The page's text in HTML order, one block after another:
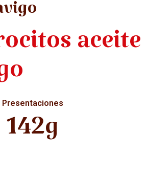
aceite
Presentaciones
142g